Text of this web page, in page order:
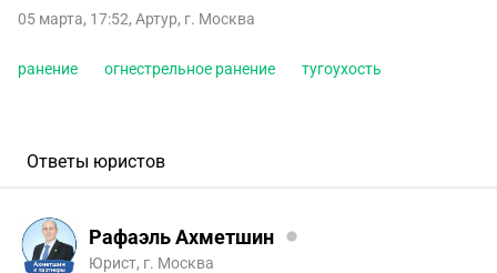
Множественное осколочное касательное непроникающее
осколочноеслепое проникающее ранение живота с
Осколочноекасательное ранение левой верхней
оскольчатым переломом тела V пястной кости.
Посттравматическая невропатия
05 марта, 17:52, Артур, г. Москва
ранение огнестрельное ранение тугоухость
Ответы юристов
Рафаэль Ахметшин
Юрист, г. Москва